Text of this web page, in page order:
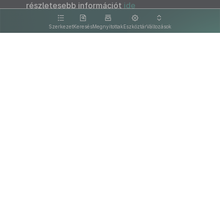
SzerkezetKeresésMegnyitottakEszköztárVáltozások
részletesebb információt ide
kattintva olvashat.